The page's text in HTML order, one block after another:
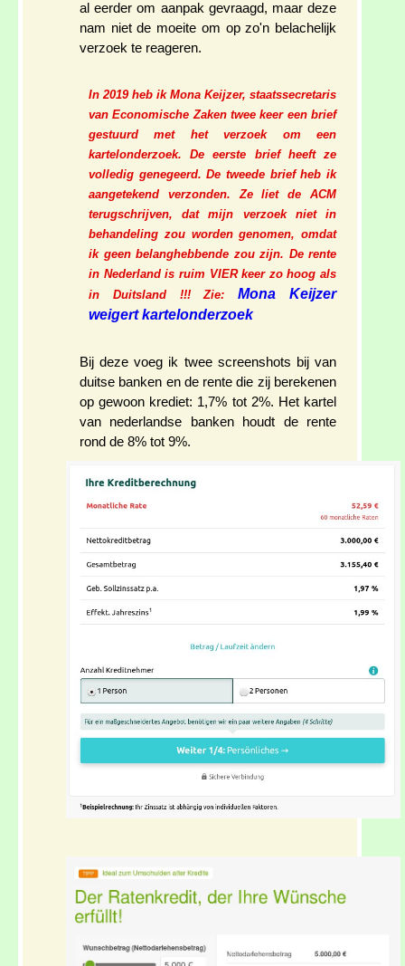
al eerder om aanpak gevraagd, maar deze
nam niet de moeite om op zo'n belachelijk
verzoek te reageren.
In 2019 heb ik Mona Keijzer, staatssecretaris
van Economische Zaken twee keer een brief
gestuurd met het verzoek om een
kartelonderzoek. De eerste brief heeft ze
volledig genegeerd. De tweede brief heb ik
aangetekend verzonden. Ze liet de ACM
terugschrijven, dat mijn verzoek niet in
behandeling zou worden genomen, omdat
ik geen belanghebbende zou zijn. De rente
in Nederland is ruim VIER keer zo hoog als
in Duitsland !!! Zie:Mona Keijzer
weigert kartelonderzoek
Bij deze voeg ik twee screenshots bij van
duitse banken en de rente die zij berekenen
op gewoon krediet: 1,7% tot 2%. Het kartel
van nederlandse banken houdt de rente
rond de 8% tot 9%.